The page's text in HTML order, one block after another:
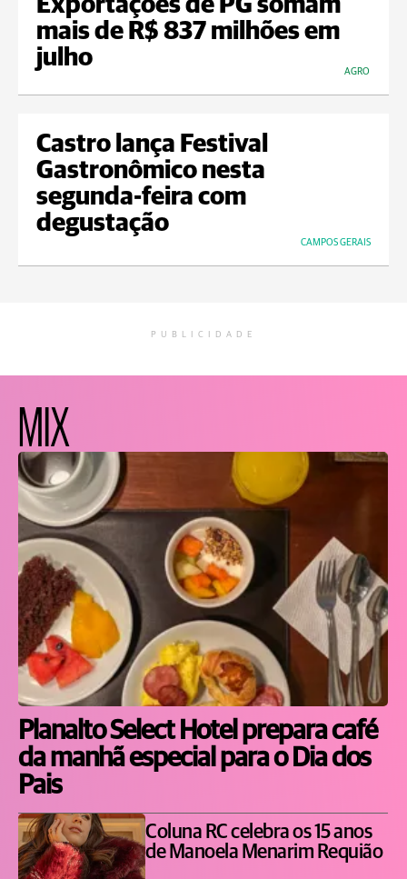
Exportações de PG somam
mais de R$ 837 milhões em
julho
AGRO
Castro lança Festival
Gastronômico nesta
segunda-feira com
degustação
CAMPOS GERAIS
PUBLICIDADE
MIX
Planalto Select Hotel prepara café
da manhã especial para o Dia dos
Pais
Coluna RC celebra os 15 anos
de Manoela Menarim Requião